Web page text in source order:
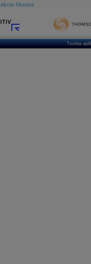
Akcie Moneta
Tvorba